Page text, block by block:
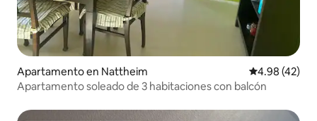
Apartamento en Nattheim Calificación
4.98 (42)
Apartamento soleado de 3 habitaciones con balcón